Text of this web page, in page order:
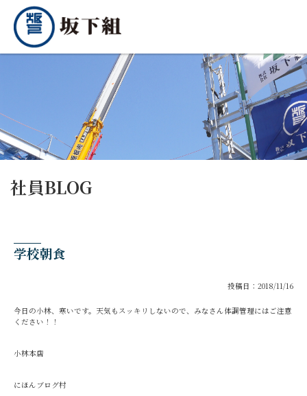
社員BLOG
学校朝食
投稿日：2018/11/16
今日の小林、寒いです。天気もスッキリしないので、みなさん体調管理にはご注意
ください！！
小林本店
にほんブログ村